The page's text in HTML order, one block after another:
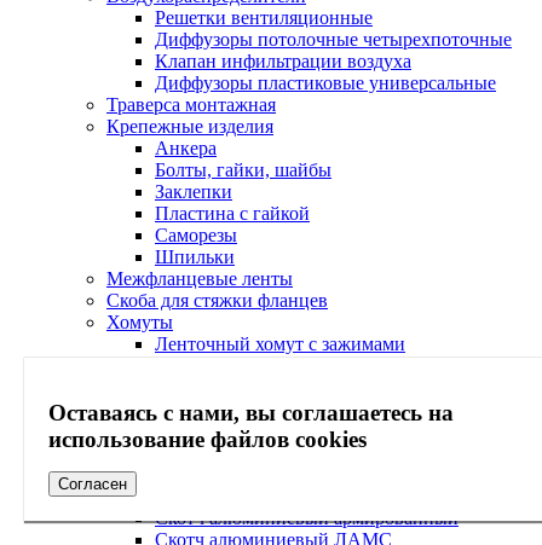
Оставаясь с нами, вы соглашаетесь на
использование файлов cookies
Согласен
Решетки вентиляционные
Диффузоры потолочные четырехпоточные
Клапан инфильтрации воздуха
Диффузоры пластиковые универсальные
Траверса монтажная
Крепежные изделия
Анкера
Болты, гайки, шайбы
Заклепки
Пластина с гайкой
Саморезы
Шпильки
Межфланцевые ленты
Скоба для стяжки фланцев
Хомуты
Ленточный хомут с зажимами
Хомуты для воздуховодов без уплотнения
Хомуты для воздуховодов с уплотнением
Хомуты сантехнические комплекты
Алюминиевый скотч для систем вентиляции
Скотч алюминиевый армированный
Скотч алюминиевый ЛАМС